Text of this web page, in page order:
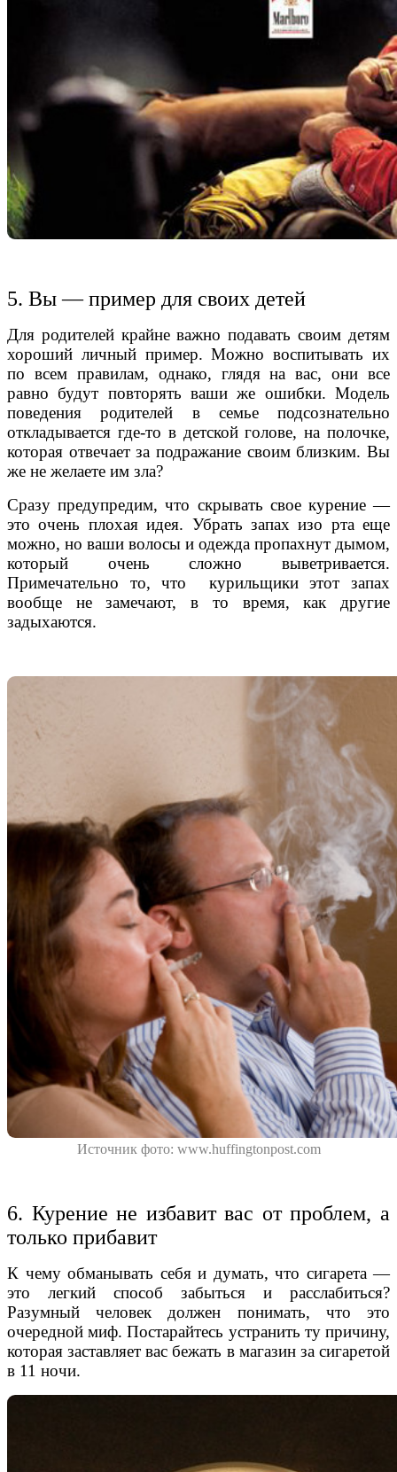
5. Вы — пример для своих детей
Для родителей крайне важно подавать своим детям
хороший личный пример. Можно воспитывать их
по всем правилам, однако, глядя на вас, они все
равно будут повторять ваши же ошибки. Модель
поведения родителей в семье подсознательно
откладывается где-то в детской голове, на полочке,
которая отвечает за подражание своим близким. Вы
же не желаете им зла?
Сразу предупредим, что скрывать свое курение —
это очень плохая идея. Убрать запах изо рта еще
можно, но ваши волосы и одежда пропахнут дымом,
который очень сложно выветривается.
Примечательно то, что курильщики этот запах
вообще не замечают, в то время, как другие
задыхаются.
Источник фото: www.huffingtonpost.com
6. Курение не избавит вас от проблем, а
только прибавит
К чему обманывать себя и думать, что сигарета —
это легкий способ забыться и расслабиться?
Разумный человек должен понимать, что это
очередной миф. Постарайтесь устранить ту причину,
которая заставляет вас бежать в магазин за сигаретой
в 11 ночи.